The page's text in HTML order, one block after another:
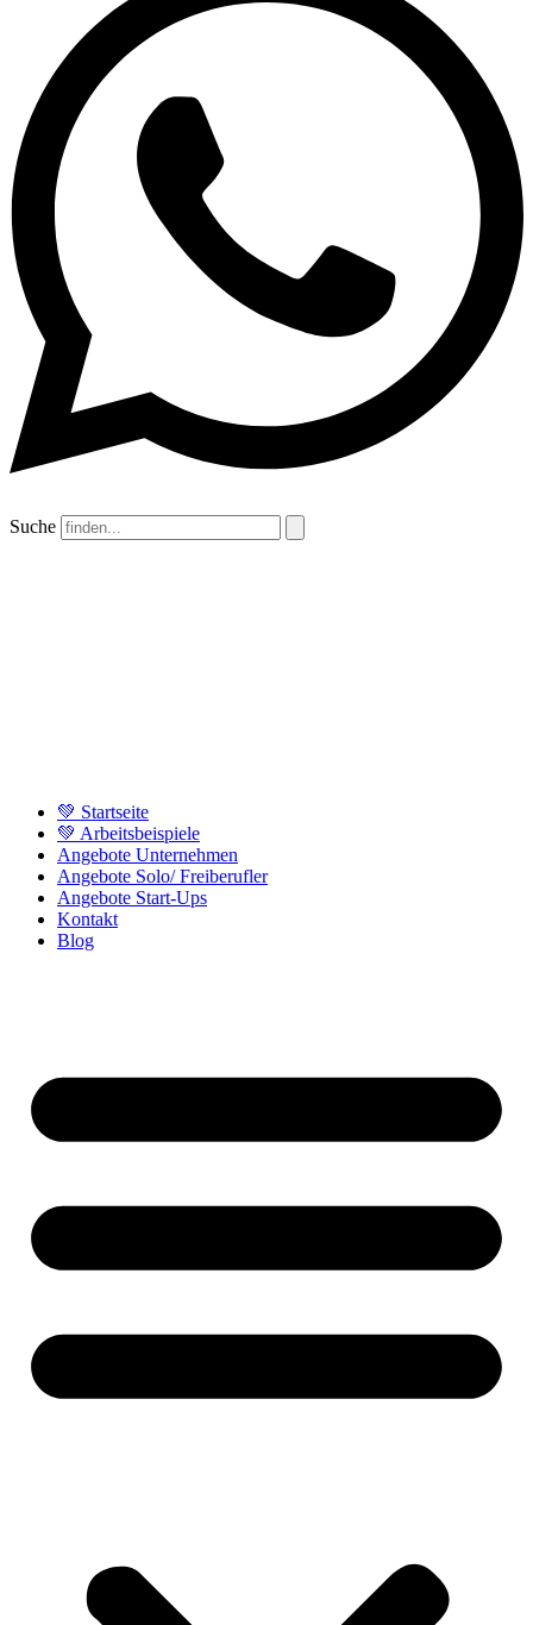
Suche
💚 Startseite
💚 Arbeitsbeispiele
Angebote Unternehmen
Angebote Solo/ Freiberufler
Angebote Start-Ups
Kontakt
Blog